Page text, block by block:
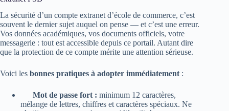
La sécurité d’un compte extranet d’école de commerce, c’est
souvent le dernier sujet auquel on pense — et c’est une erreur.
Vos données académiques, vos documents officiels, votre
messagerie : tout est accessible depuis ce portail. Autant dire
que la protection de ce compte mérite une attention sérieuse.
Voici les bonnes pratiques à adopter immédiatement:
Mot de passe fort : minimum 12 caractères,
mélange de lettres, chiffres et caractères spéciaux. Ne